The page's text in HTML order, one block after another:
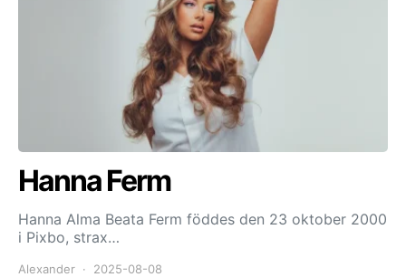
Hanna Ferm
Hanna Alma Beata Ferm föddes den 23 oktober 2000
i Pixbo, strax…
Alexander 2025-08-08